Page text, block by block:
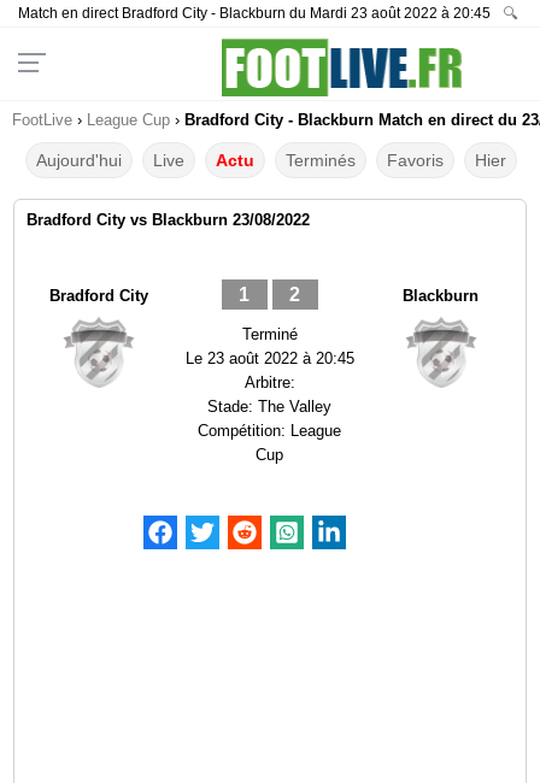
Match en direct Bradford City - Blackburn du Mardi 23 août 2022 à 20:45 🔍
FootLive › League Cup › Bradford City - Blackburn Match en direct du
Aujourd'hui Live Actu Terminés Favoris Hier
Bradford City vs Blackburn 23/08/2022
Bradford City 1 2
Terminé
Le 23 août 2022 à 20:45
Arbitre:
Stade:The Valley
Compétition: League
Cup
Blackburn